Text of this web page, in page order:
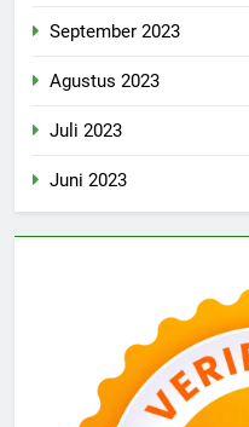
September 2023
Agustus 2023
Juli 2023
Juni 2023